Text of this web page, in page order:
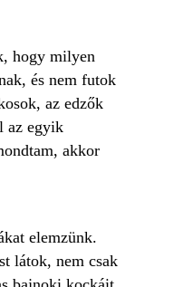
hogy milyen
és nem futok
az edzők
az egyik
akkor
elemzünk.
látok, nem csak